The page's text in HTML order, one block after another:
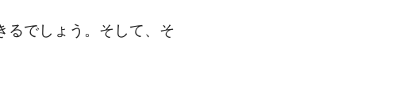
るでしょう。そして、そ